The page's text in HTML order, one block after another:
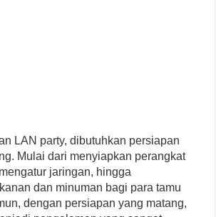
LAN party, dibutuhkan persiapan
Mulai dari menyiapkan perangkat
jaringan, hingga
dan minuman bagi para tamu
dengan persiapan yang matang,